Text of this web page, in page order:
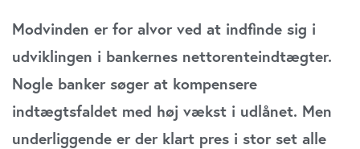
Modvinden er for alvor ved at indfinde sig i
udviklingen i bankernes nettorenteindtægter.
Nogle banker søger at kompensere
indtægtsfaldet med høj vækst i udlånet. Men
underliggende er der klart pres i stor set alle